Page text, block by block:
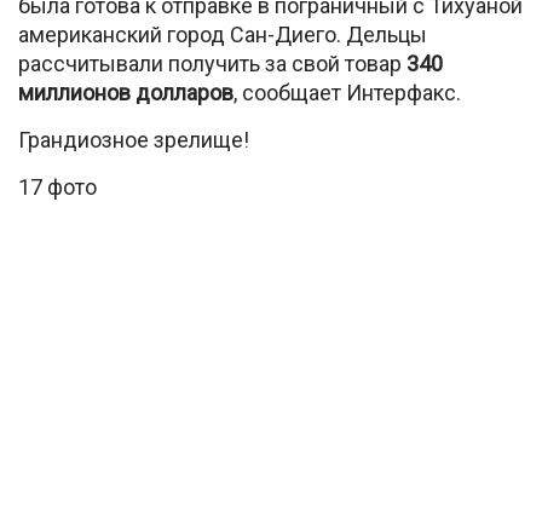
была готова к отправке в пограничный с Тихуаной
американский город Сан-Диего. Дельцы
рассчитывали получить за свой товар 340
миллионов долларов, сообщает Интерфакс.
Грандиозное зрелище!
17 фото